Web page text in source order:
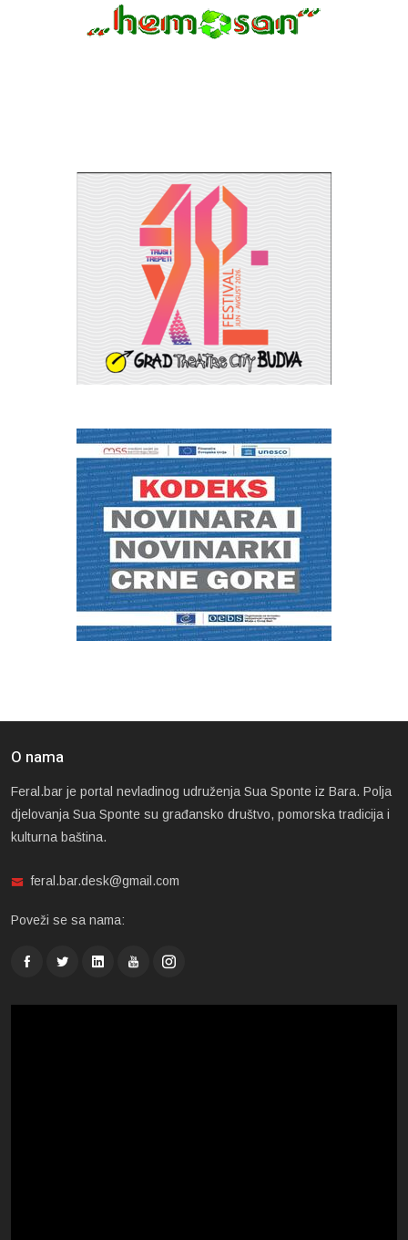
O nama
Feral.bar je portal nevladinog udruženja Sua Sponte iz Bara. Polja
djelovanja Sua Sponte su građansko društvo, pomorska tradicija i
kulturna baština.
feral.bar.desk@gmail.com
Poveži se sa nama: